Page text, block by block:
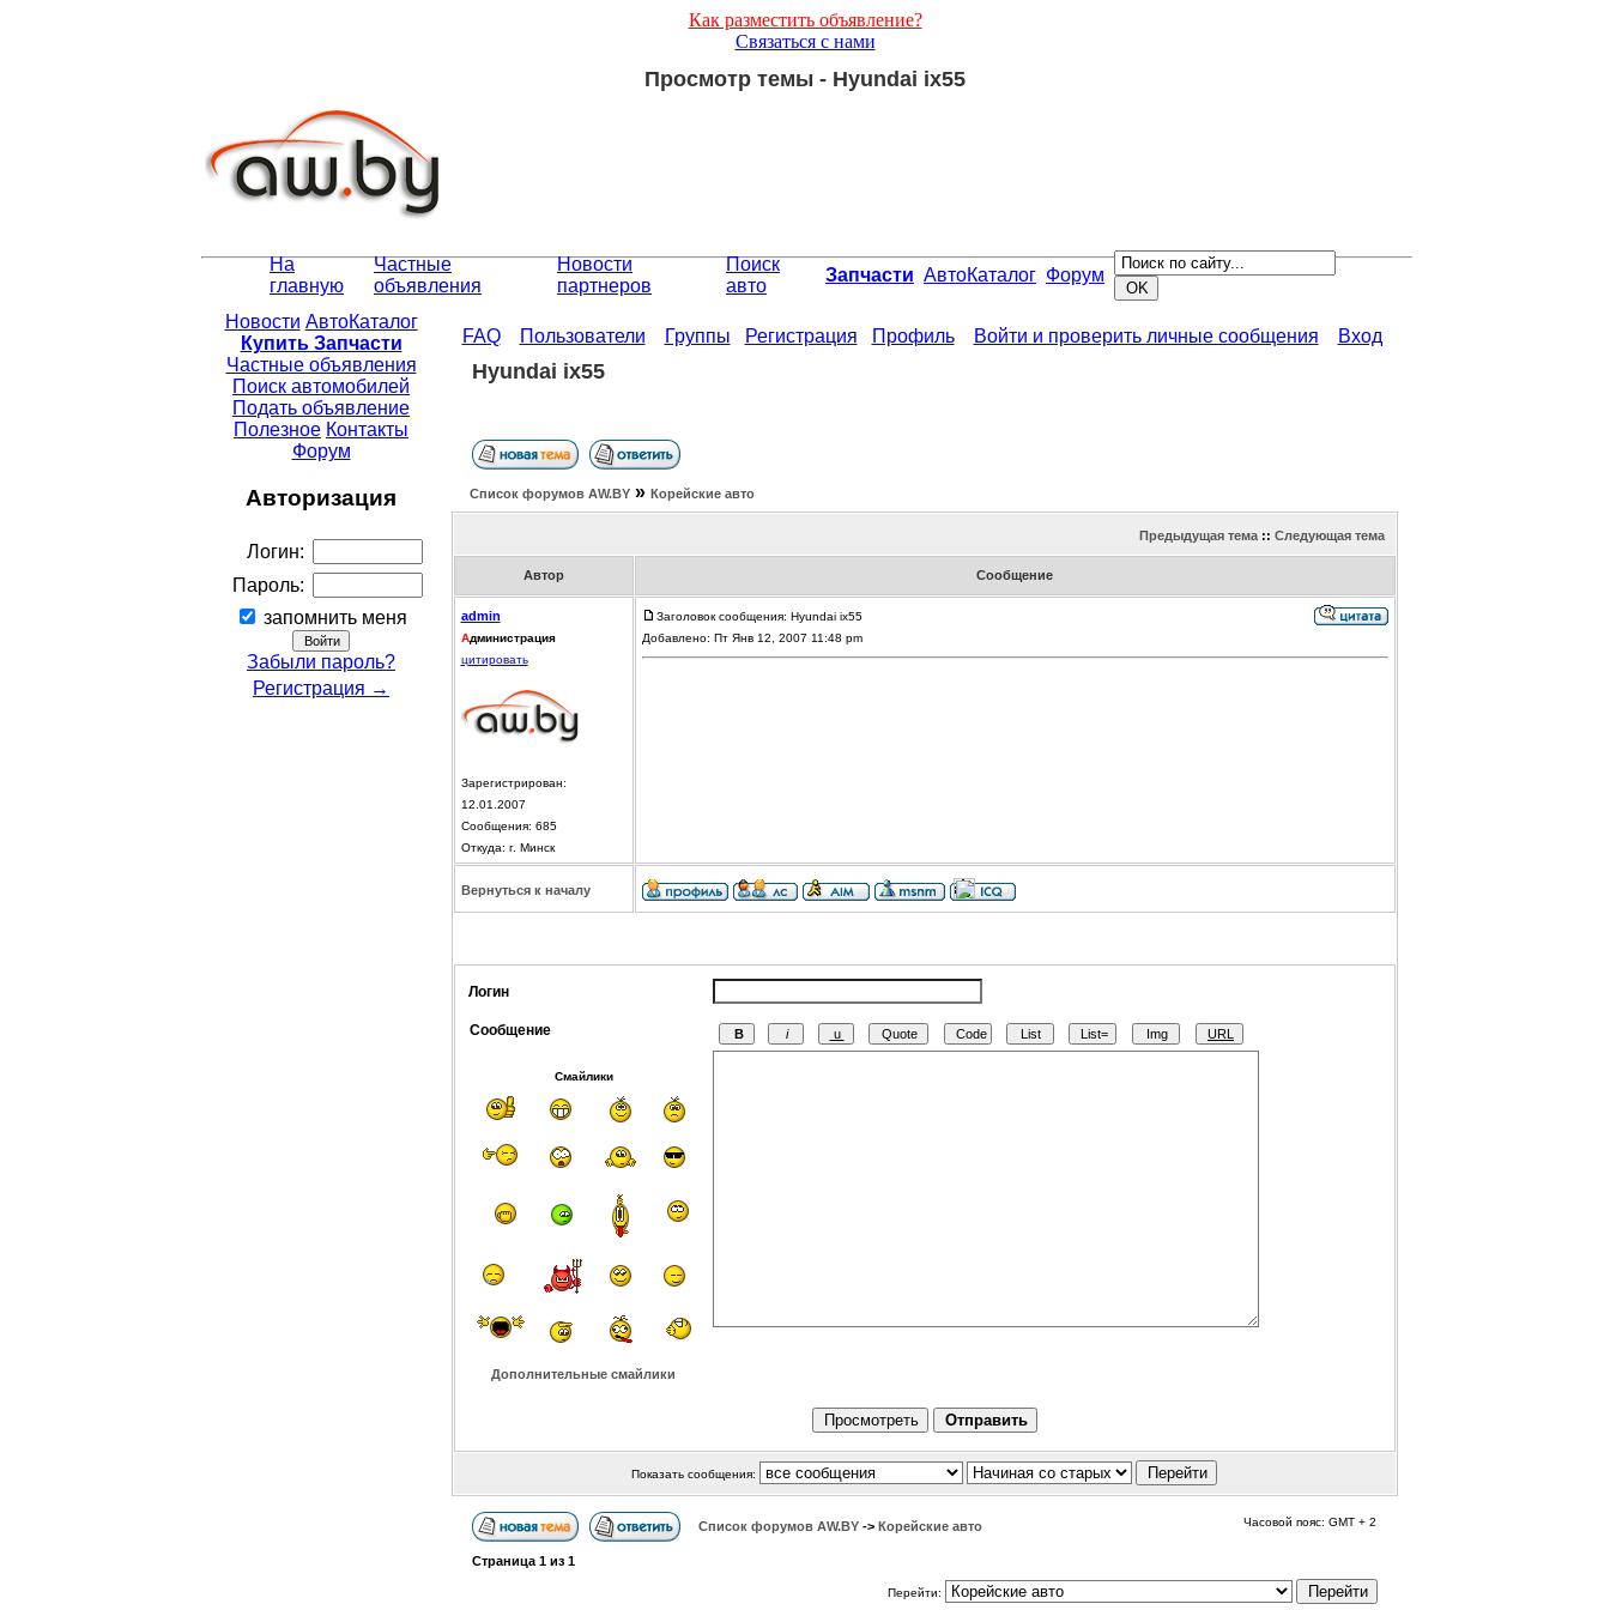
Как разместить объявление?
Связаться с нами
Просмотр темы - Hyundai ix55
На
главную
Частные
объявления
Новости
партнеров
Поиск
авто
Запчасти АвтоКаталог Форум
Новости АвтоКаталог
Купить Запчасти
Частные объявления
Поиск автомобилей
Подать объявление
Полезное Контакты
Форум
Авторизация
Логин:
Пароль:
запомнить меня
Забыли пароль?
Регистрация →
FAQ Пользователи Группы Регистрация Профиль Войти и проверить личные сообщения Вход
Hyundai ix55
Список форумов АW.BY» Корейские авто
Предыдущая тема:: Следующая тема
Автор Сообщение
admin
Администрация
цитировать
Зарегистрирован:
12.01.2007
Сообщения: 685
Откуда: г. Минск
Заголовок сообщения: Hyundai ix55
Добавлено: Пт Янв 12, 2007 11:48 pm
Вернуться к началу
Логин
Сообщение
Смайлики
Дополнительные смайлики
Показать сообщения:
Список форумов АW.BY -> Корейские авто Часовой пояс: GMT + 2
Страница 1 из 1
Перейти: